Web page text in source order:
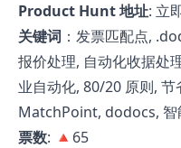
Product Hunt 地址: 立
关键词 ：发票匹配点,
报价处理, 自动化收据处
业自动化, 80/20 原则,
MatchPoint, dodocs, 智
票数: 🔺65